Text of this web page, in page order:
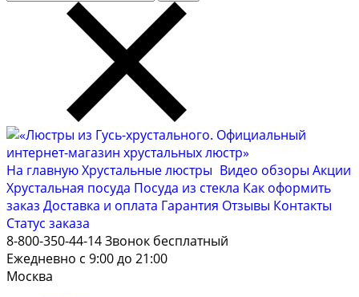
На главнуюХрустальные люстры Видео обзоры Акции
Хрустальная посуда Посуда из стекла Как оформить
заказ Доставка и оплата Гарантия Отзывы Контакты
Cтатус заказа
8-800-350-44-14Звонок бесплатный
Ежедневно с 9:00 до 21:00
Москва